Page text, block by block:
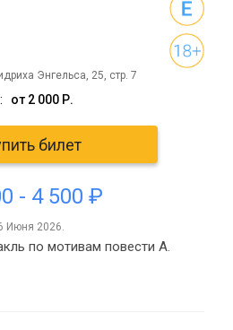
Энгельса, 25, стр. 7
от 2 000 Р.
билет
- 4 500 ₽
Июня 2026.
по мотивам повести А.